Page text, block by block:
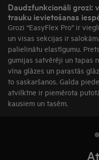
Daudzfunkcionāli grozi:
trauku ievietošanas
Grozi “EasyFlex Pro” ir
un visas sekcijas ir
palielinātu elastīgumu.
gumijas satvērēji un tapas
vīna glāzes un parastās
to saskaršanos. Galda
atvilktne ir piemērota
kausiem un tasēm.